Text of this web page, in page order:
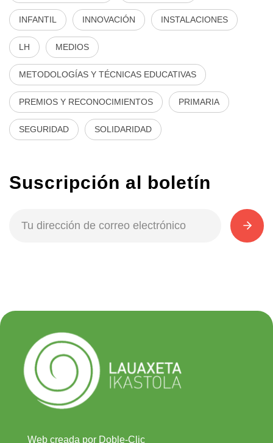
INFANTIL INNOVACIÓN INSTALACIONES
LH MEDIOS
METODOLOGÍAS Y TÉCNICAS EDUCATIVAS
PREMIOS Y RECONOCIMIENTOS PRIMARIA
SEGURIDAD SOLIDARIDAD
Suscripción al boletín
Web creada por Doble-Clic